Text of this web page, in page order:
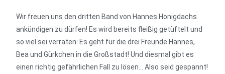
Wir freuen uns den dritten Band von Hannes Honigdachs
ankündigen zu dürfen! Es wird bereits fleißig getüftelt und
so viel sei verraten: Es geht für die drei Freunde Hannes,
Bea und Gürkchen in die Großstadt! Und diesmal gibt es
einen richtig gefährlichen Fall zu lösen… Also seid gespannt!